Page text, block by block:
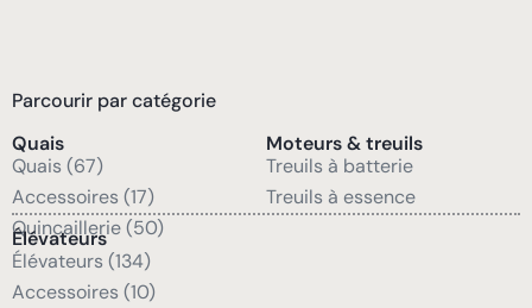
Parcourir par catégorie
Quais
Quais (67)
Accessoires (17)
Quincaillerie (50)
Moteurs & treuils
Treuils à batterie
Treuils à essence
Élévateurs
Élévateurs (134)
Accessoires (10)